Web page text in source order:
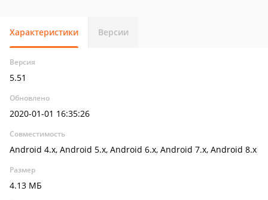
Характеристики Версии
Версия
5.51
Обновлено
2020-01-01 16:35:26
Совместимость
Android 4.x, Android 5.x, Android 6.x, Android 7.x, Android 8.x
Размер
4.13 МБ